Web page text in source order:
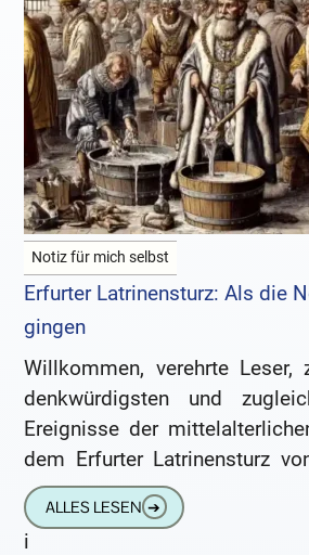
Notiz für mich selbst
Erfurter Latrinensturz: Als die
gingen
Willkommen, verehrte Leser,
denkwürdigsten und
Ereignisse der
dem Erfurter Latrinensturz
Euch bequem hin,
Kaffee und macht Euch
ALLES LESEN ➔
i